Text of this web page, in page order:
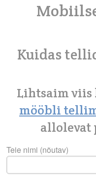
Kuidas
Lihtsaim
mööbli
allolevat
Teie nimi (nõutav)